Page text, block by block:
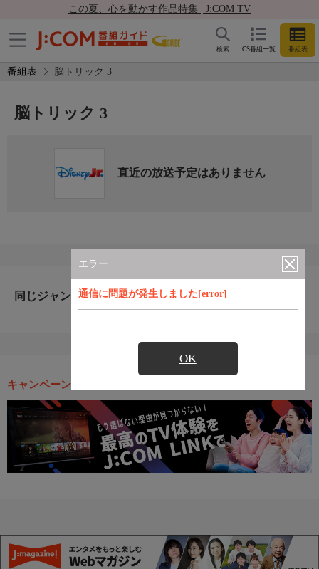
この夏、心を動かす作品特集 | J:COM TV
CS番組一覧 番組表
検索
番組表 脳トリック 3
エラー
通信に問題が発生しました[error]
OK
脳トリック 3
直近の放送予定はありません
同じジャンルのおすすめ番組
キャンペーン・お得な情報